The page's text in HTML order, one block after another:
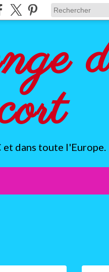
dans toute l'Europe.